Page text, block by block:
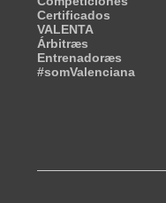
Certificados
VALENTA
Árbitræs
Entrenadoræs
#somValenciana